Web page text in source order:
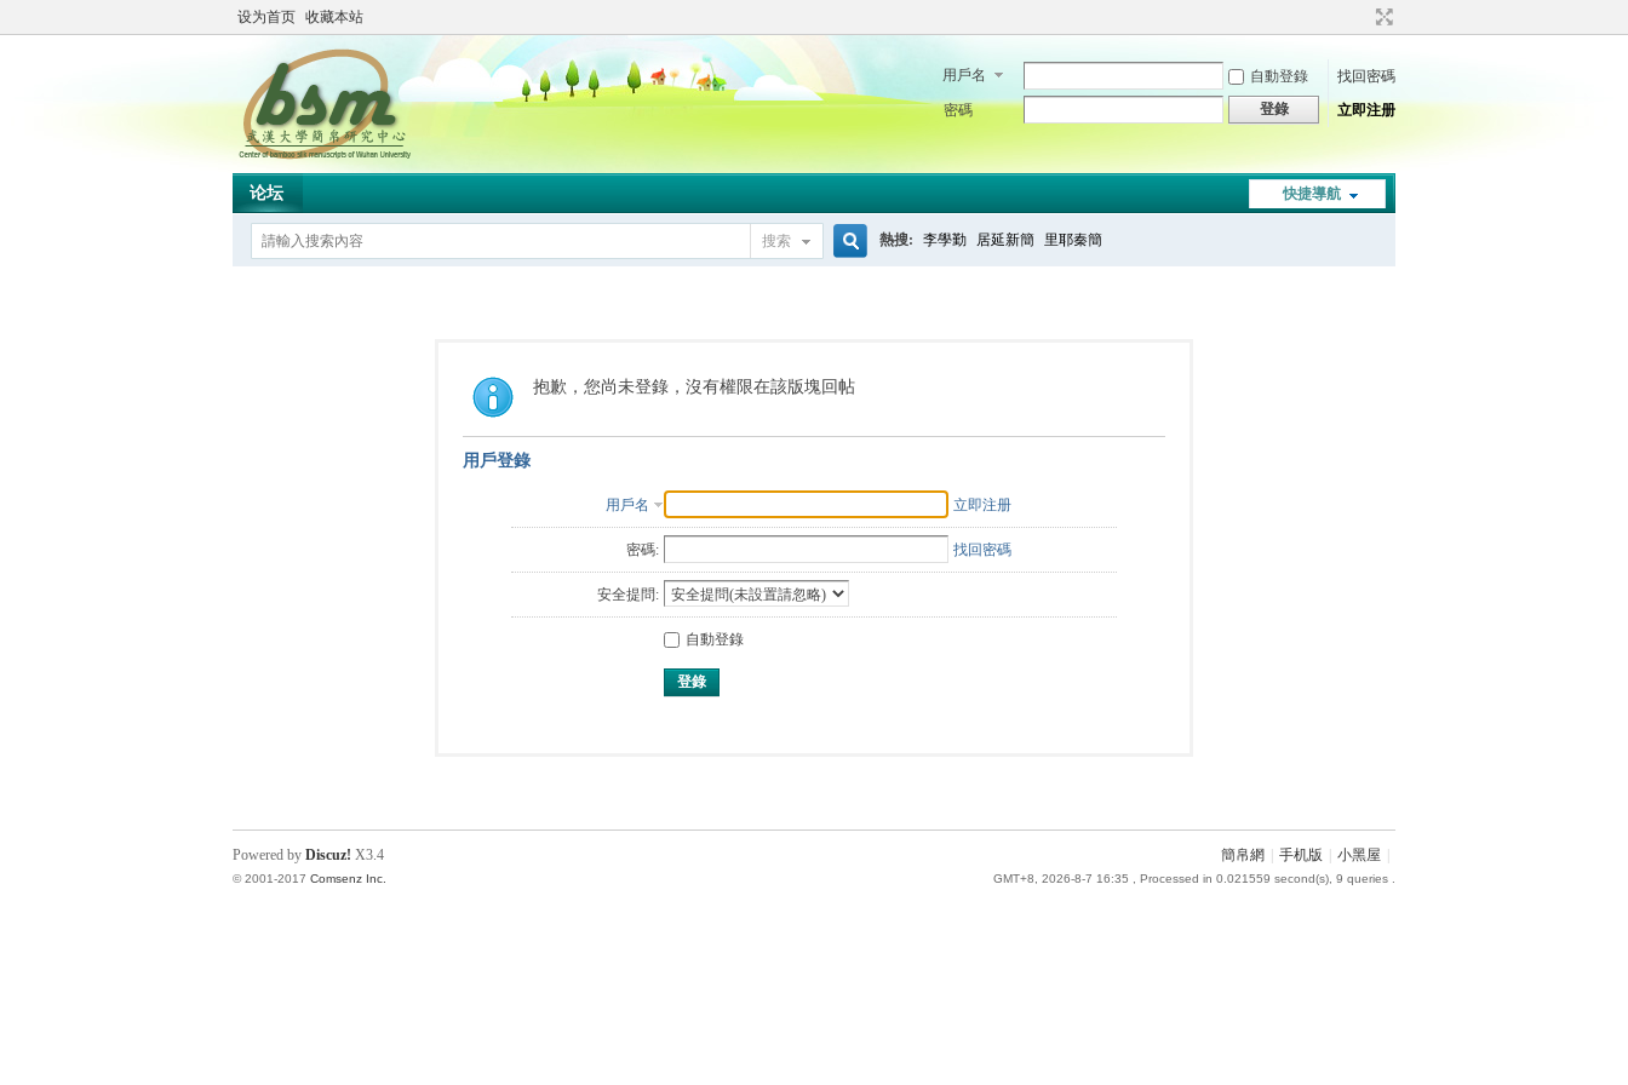
设为首页 收藏本站
用戶名 自動登錄
找回密碼
密碼
登錄 立即注册
快捷導航
论坛
搜索
索
熱搜: 李學勤 居延新簡 里耶秦簡
抱歉，您尚未登錄，沒有權限在該版塊回帖
用戶登錄
用戶名 立即注册
密碼: 找回密碼
安全提問:
自動登錄
登錄
簡帛網 手机版 小黑屋
GMT+8, 2026-8-7 16:35 , Processed in 0.021559 second(s), 9 queries .
Powered by Discuz! X3.4
© 2001-2017 Comsenz Inc.